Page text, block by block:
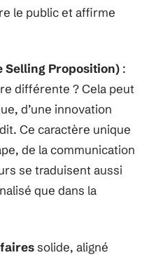
le public et affirme
Selling Proposition) :
différente ? Cela peut
d’une innovation
Ce caractère unique
de la communication
se traduisent aussi
que dans la
solide, aligné